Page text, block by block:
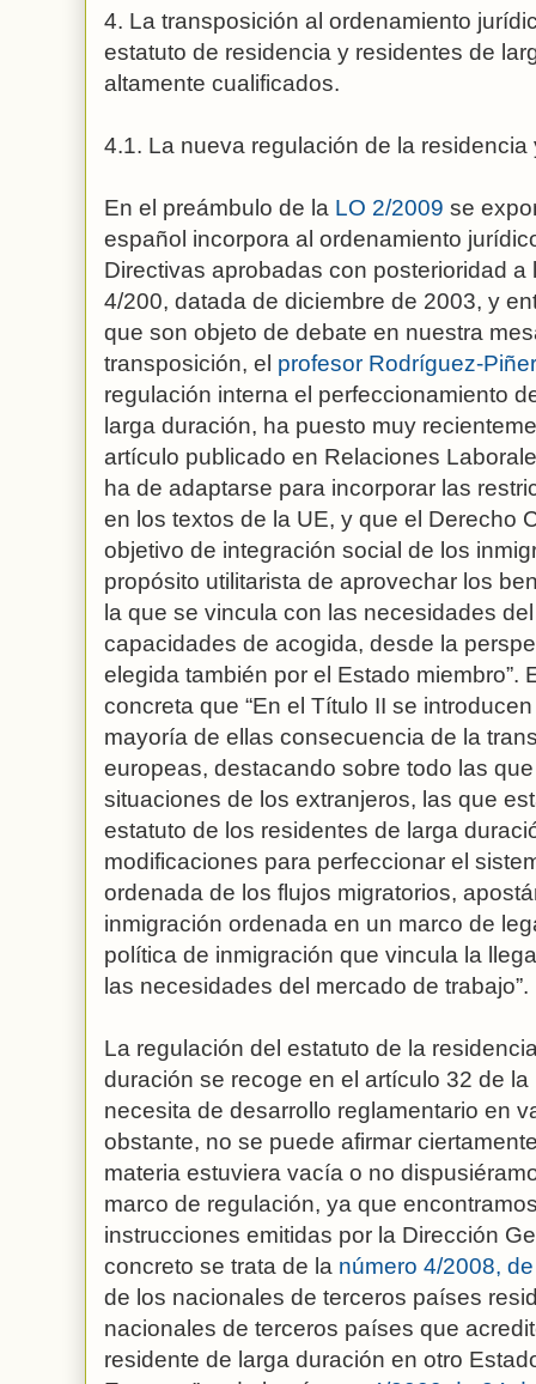
4. La transposición al ordenamiento
estatuto de residencia y residentes de
altamente cualificados.
4.1. La nueva regulación de la
En el preámbulo de la LO 2/2009 se
español incorpora al ordenamiento
Directivas aprobadas con posterioridad a
4/200, datada de diciembre de 2003, y
que son objeto de debate en nuestra
transposición, el profesor Rodríguez-
regulación interna el perfeccionamiento
larga duración, ha puesto muy
artículo publicado en Relaciones
ha de adaptarse para incorporar las
en los textos de la UE, y que el Derecho
objetivo de integración social de los
propósito utilitarista de aprovechar los
la que se vincula con las necesidades
capacidades de acogida, desde la
elegida también por el Estado miembro”.
concreta que “En el Título II se
mayoría de ellas consecuencia de la
europeas, destacando sobre todo las
situaciones de los extranjeros, las que
estatuto de los residentes de larga
modificaciones para perfeccionar el
ordenada de los flujos migratorios,
inmigración ordenada en un marco de
política de inmigración que vincula la
las necesidades del mercado de trabajo”.
La regulación del estatuto de la
duración se recoge en el artículo 32 de
necesita de desarrollo reglamentario en
obstante, no se puede afirmar
materia estuviera vacía o no
marco de regulación, ya que
instrucciones emitidas por la Dirección
concreto se trata de la número 4/2008,
de los nacionales de terceros países
nacionales de terceros países que
residente de larga duración en otro